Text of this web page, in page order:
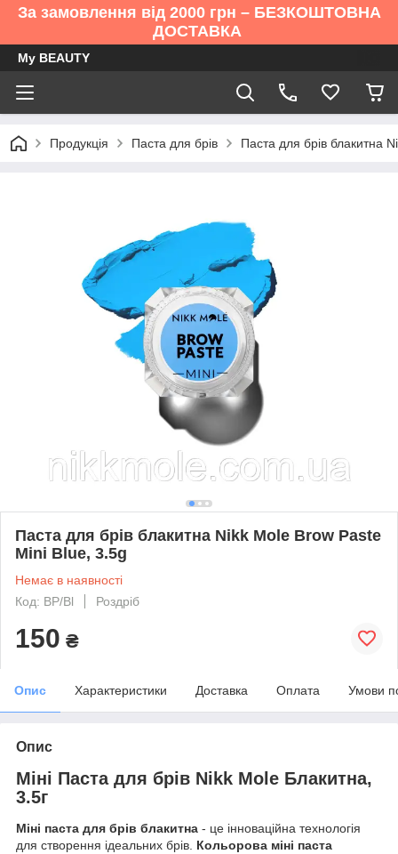
За замовлення від 2000 грн – БЕЗКОШТОВНА
ДОСТАВКА
My BEAUTY
Продукція Паста для брів Паста для брів блакитна
Паста для брів блакитна Nikk Mole Brow Paste
Mini Blue, 3.5g
Немає в наявності
Код: BP/Bl
Роздріб
150 ₴
Опис Характеристики Доставка Оплата Умови
Опис
Міні Паста для брів Nikk Mole Блакитна,
3.5г
Міні паста для брів блакитна - це інноваційна технологія
для створення ідеальних брів. Кольорова міні паста